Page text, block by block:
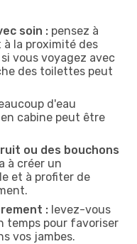
soin : pensez à
à la proximité des
vous voyagez avec
des toilettes peut
d'eau
cabine peut être
ou des bouchons
à créer un
et à profiter de
: levez-vous
temps pour favoriser
vos jambes.